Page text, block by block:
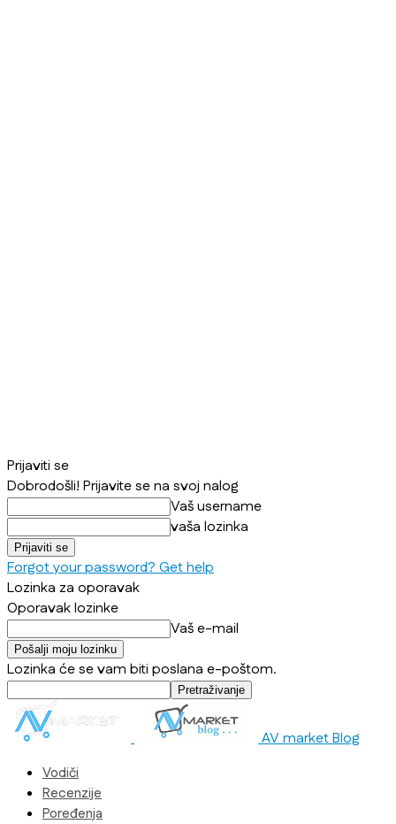
Prijaviti se
Dobrodošli! Prijavite se na svoj nalog
Vaš username
vaša lozinka
Forgot your password? Get help
Lozinka za oporavak
Oporavak lozinke
Vaš e-mail
Lozinka će se vam biti poslana e-poštom.
AV market Blog
Vodiči
Recenzije
Poređenja